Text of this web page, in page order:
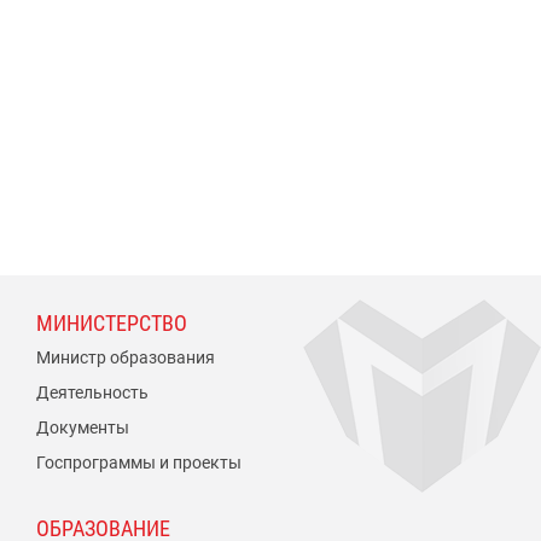
МИНИСТЕРСТВО
Министр образования
Деятельность
Документы
Госпрограммы и проекты
ОБРАЗОВАНИЕ